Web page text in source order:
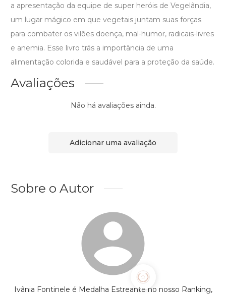
a apresentação da equipe de super heróis de Vegelândia,
um lugar mágico em que vegetais juntam suas forças
para combater os vilões doença, mal-humor, radicais-livres
e anemia. Esse livro trás a importância de uma
alimentação colorida e saudável para a proteção da saúde.
Avaliações
Não há avaliações ainda.
Adicionar uma avaliação
Sobre o Autor
Ivânia Fontinele é Medalha Estreante no nosso Ranking,